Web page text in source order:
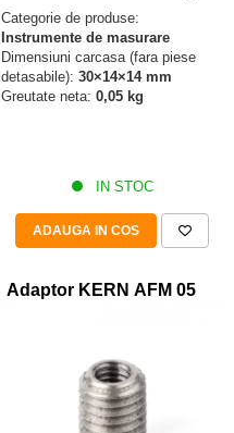
Categorie de produse:
Instrumente de masurare
Dimensiuni carcasa (fara piese
detasabile): 30×14×14 mm
Greutate neta: 0,05 kg
IN STOC
ADAUGA IN COS
Adaptor KERN AFM 05